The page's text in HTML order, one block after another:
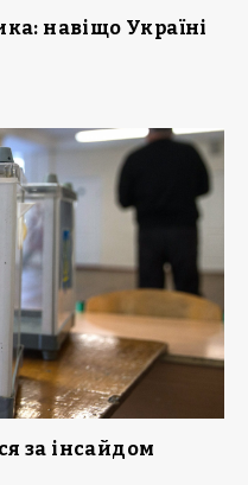
навіщо Україні
за інсайдом